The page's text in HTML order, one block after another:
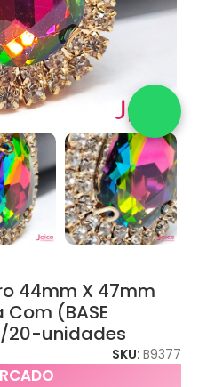
44mm X 47mm
(BASE
20-unidades
SKU: B9377